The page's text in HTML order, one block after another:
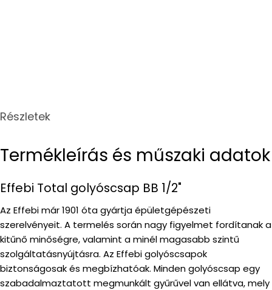
Részletek
Termékleírás és műszaki adatok
Effebi Total golyóscsap BB 1/2"
Az Effebi már 1901 óta gyártja épületgépészeti
szerelvényeit. A termelés során nagy figyelmet fordítanak a
kitűnő minőségre, valamint a minél magasabb szintű
szolgáltatásnyújtásra. Az Effebi golyóscsapok
biztonságosak és megbízhatóak. Minden golyóscsap egy
szabadalmaztatott megmunkált gyűrűvel van ellátva, mely